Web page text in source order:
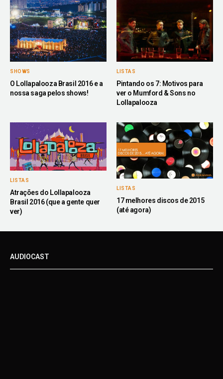
SHOWS
O Lollapalooza Brasil 2016 e a
nossa saga pelos shows!
LISTAS
Pintando os 7: Motivos para
ver o Mumford & Sons no
Lollapalooza
LISTAS
Atrações do Lollapalooza
Brasil 2016 (que a gente quer
ver)
LISTAS
17 melhores discos de 2015
(até agora)
AUDIOCAST